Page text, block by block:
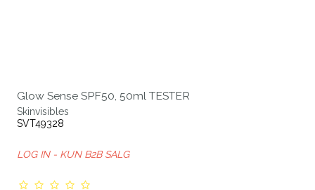
Glow Sense SPF50, 50ml TESTER
Skinvisibles
SVT49328
LOG IN - KUN B2B SALG